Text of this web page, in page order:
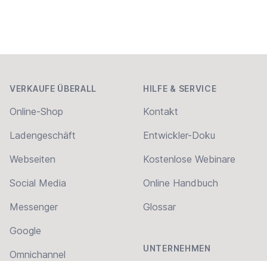
VERKAUFE ÜBERALL
Online-Shop
Ladengeschäft
Webseiten
Social Media
Messenger
Google
Omnichannel
HILFE & SERVICE
Kontakt
Entwickler-Doku
Kostenlose Webinare
Online Handbuch
Glossar
UNTERNEHMEN